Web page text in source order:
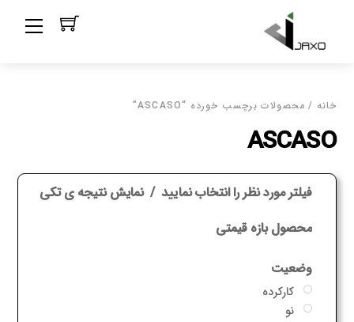
content
خانه / محصولات برچسب خورده “ASCASO”
ASCASO
فیلتر مورد نظر را انتخاب نمایید نمایش نتیجه ی تکی
محصول بازه قیمتی
وضعیت
کارکرده
نو